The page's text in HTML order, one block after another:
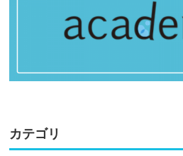
カテゴリ